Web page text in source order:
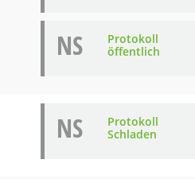
NS
Protokoll
öffentlich
NS
Protokoll
Schladen